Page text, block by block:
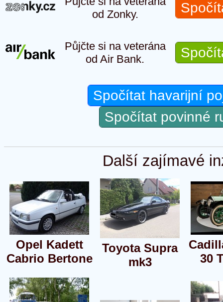
od Zonky.
Půjčte si na veterána
od Air Bank.
Spočítat havarijní
Spočítat povinné
Další zajímavé
Opel Kadett
Cabrio Bertone
Toyota Supra
mk3
30